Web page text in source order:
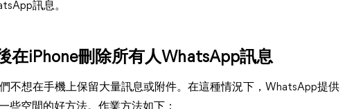
訊息。
在iPhone刪除所有人WhatsApp訊息
不想在手機上保留大量訊息或附件。在這種情況下，WhatsApp提供